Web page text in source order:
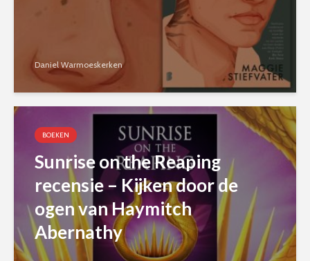
Daniel Warmoeskerken
BOEKEN
Sunrise on the Reaping
recensie – Kijken door de
ogen van Haymitch
Abernathy